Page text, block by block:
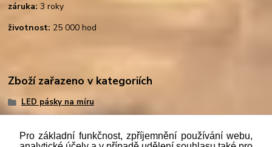
záruka: 3 roky
životnost: 25 000 hod
Zboží zařazeno v kategoriích
LED pásky na míru
Pro základní funkčnost, zpříjemnění používání webu,